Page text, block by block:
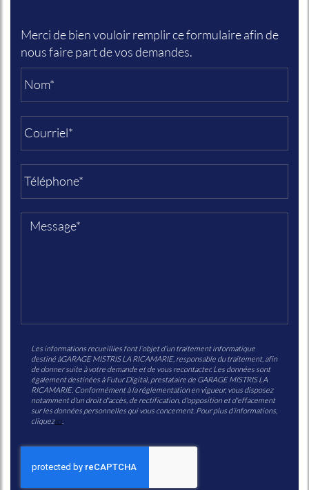
Merci de bien vouloir remplir ce formulaire afin de
nous faire part de vos demandes.
Les informations recueillies font l’objet d’un traitement informatique
destiné àGARAGE MISTRIS LA RICAMARIE, responsable du traitement, afin
de donner suite à votre demande et de vous recontacter. Les données sont
également destinées à Futur Digital, prestataire de GARAGE MISTRIS LA
RICAMARIE. Conformément à la réglementation en vigueur, vous disposez
notamment d'un droit d'accès, de rectification, d'opposition et d'effacement
sur les données personnelles qui vous concernent. Pour plus d’informations,
cliquezici.